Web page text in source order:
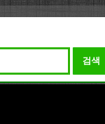
검색